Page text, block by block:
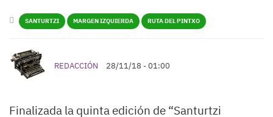
SANTURTZI MARGEN IZQUIERDA RUTA DEL PINTXO
REDACCIÓN 28/11/18 - 01:00
Finalizada la quinta edición de “Santurtzi